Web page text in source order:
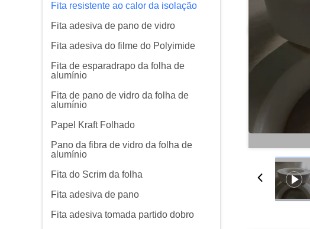
Fita resistente ao calor da isolação
Fita adesiva de pano de vidro
Fita adesiva do filme do Polyimide
Fita de esparadrapo da folha de
alumínio
Fita de pano de vidro da folha de
alumínio
Papel Kraft Folhado
Pano da fibra de vidro da folha de
alumínio
Fita do Scrim da folha
Fita adesiva de pano
Fita adesiva tomada partido dobro